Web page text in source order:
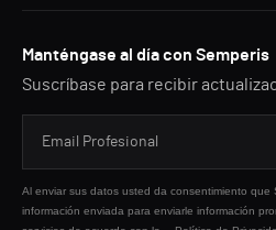
Manténgase al día con Semperis
Suscríbase para recibir
Al enviar sus datos usted da consentimiento que
información enviada para enviarle información